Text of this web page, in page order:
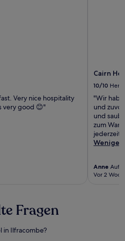
Very nice hospitality
very good 😊"
Cairn
10/10
"Wir
und
und
zum
jederzeit
Weniger
Anne
Vor 2
Fragen
in Ilfracombe?